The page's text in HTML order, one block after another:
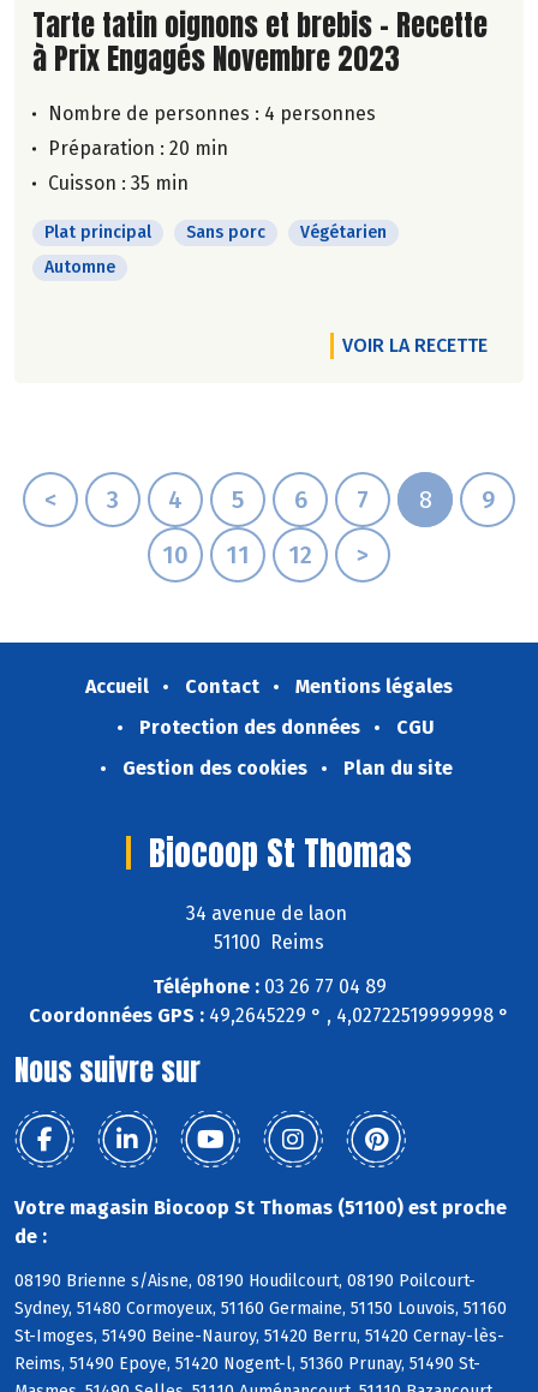
Lire la suite de la recette
Tarte tatin oignons et brebis - Recette
à Prix Engagés Novembre 2023
Nombre de personnes : 4 personnes
Préparation : 20 min
Cuisson : 35 min
Plat principal Sans porc
Végétarien
Automne
VOIR LA RECETTE
< 3 4 5 6 7 8
9
10
11 12 >
Accueil Contact
Mentions légales
Protection des données
CGU
Gestion des cookies
Plan du site
Biocoop St Thomas
34 avenue de laon
51100 Reims
Téléphone :03 26 77 04 89
Coordonnées GPS : 49,2645229 ° , 4,02722519999998 °
Nous suivre sur
Votre magasin Biocoop St Thomas (51100) est proche
de :
08190 Brienne s/Aisne, 08190 Houdilcourt, 08190 Poilcourt-
Sydney, 51480 Cormoyeux, 51160 Germaine, 51150 Louvois, 51160
St-Imoges, 51490 Beine-Nauroy, 51420 Berru, 51420 Cernay-lès-
Reims, 51490 Epoye, 51420 Nogent-l, 51360 Prunay, 51490 St-